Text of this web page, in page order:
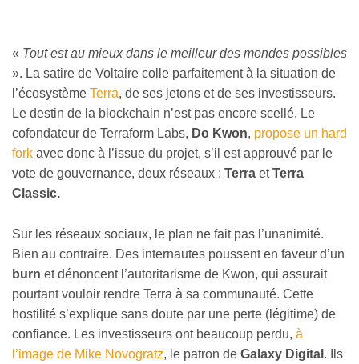
« Tout est au mieux dans le meilleur des mondes possibles
». La satire de Voltaire colle parfaitement à la situation de
l’écosystème Terra, de ses jetons et de ses investisseurs.
Le destin de la blockchain n’est pas encore scellé. Le
cofondateur de Terraform Labs, Do Kwon, propose un hard
fork avec donc à l’issue du projet, s’il est approuvé par le
vote de gouvernance, deux réseaux : Terra etTerra
Classic.
Sur les réseaux sociaux, le plan ne fait pas l’unanimité.
Bien au contraire. Des internautes poussent en faveur d’un
burn et dénoncent l’autoritarisme de Kwon, qui assurait
pourtant vouloir rendre Terra à sa communauté. Cette
hostilité s’explique sans doute par une perte (légitime) de
confiance. Les investisseurs ont beaucoup perdu, à
l’image de Mike Novogratz, le patron de Galaxy Digital . Ils